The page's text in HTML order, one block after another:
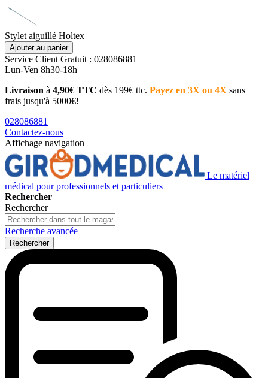
Stylet aiguillé Holtex
Ajouter au panier
Service Client Gratuit : 028086881
Lun-Ven 8h30-18h
Livraison à 4,90€ TTC dès 199€ ttc. Payez en 3X ou 4X sans
frais jusqu'à 5000€!
028086881
Contactez-nous
Affichage navigation
Le matériel
médical pour professionnels et particuliers
Rechercher
Rechercher
Recherche avancée
Rechercher